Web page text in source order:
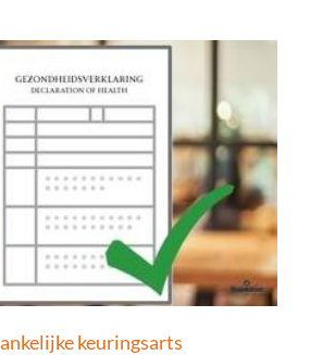
keuringsarts